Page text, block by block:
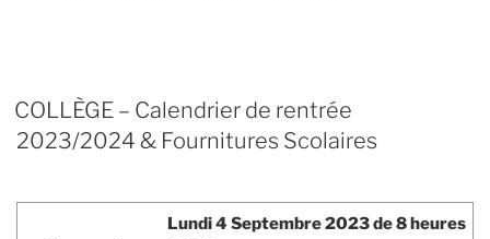
COLLÈGE – Calendrier de rentrée
2023/2024 & Fournitures Scolaires
Lundi 4 Septembre 2023de 8 heures